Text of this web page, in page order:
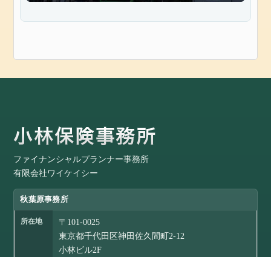
ファイナンシャルプランナー事務所
有限会社ワイケイシー
秋葉原事務所
所在地
〒101-0025
東京都千代田区神田佐久間町2-12
小林ビル2F